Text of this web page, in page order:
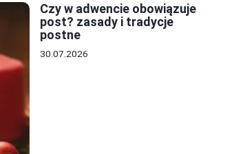
Czy w adwencie obowiązuje
post? zasady i tradycje
postne
30.07.2026